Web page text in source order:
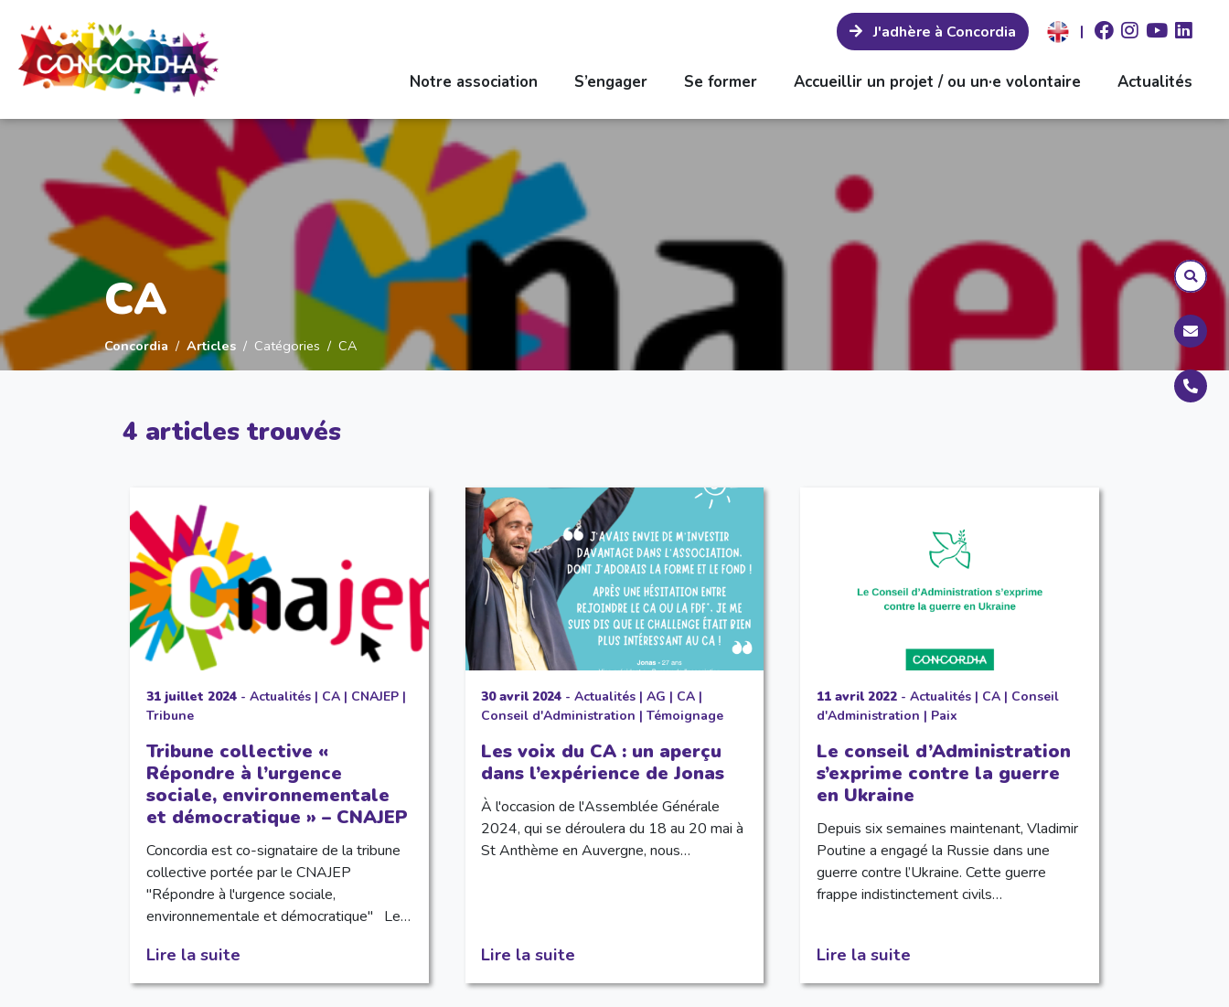
J'adhère à Concordia |
Notre association S’engager Se former Accueillir un projet / ou un·e volontaire Actualités
CA
Concordia Articles Catégories CA
4 articles trouvés
31 juillet 2024- Actualités| CA| CNAJEP|
Tribune
Tribune collective «
Répondre à l’urgence
sociale, environnementale
et démocratique » – CNAJEP
Concordia est co-signataire de la tribune
collective portée par le CNAJEP
"Répondre à l'urgence sociale,
environnementale et démocratique" Le…
Lire la suite
30 avril 2024 -Actualités |AG | CA |
Conseil d'Administration |Témoignage
Les voix du CA : un aperçu
dans l’expérience de Jonas
À l'occasion de l'Assemblée Générale
2024, qui se déroulera du 18 au 20 mai à
St Anthème en Auvergne, nous…
Lire la suite
11 avril 2022- Actualités| CA| Conseil
d'Administration | Paix
Le conseil d’Administration
s’exprime contre la guerre
en Ukraine
Depuis six semaines maintenant, Vladimir
Poutine a engagé la Russie dans une
guerre contre l’Ukraine. Cette guerre
frappe indistinctement civils…
Lire la suite